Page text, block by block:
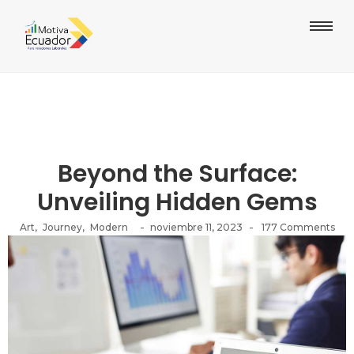
Beyond the Surface:
Unveiling Hidden Gems
Art, Journey, Modern - noviembre 11, 2023 - 177 Comments